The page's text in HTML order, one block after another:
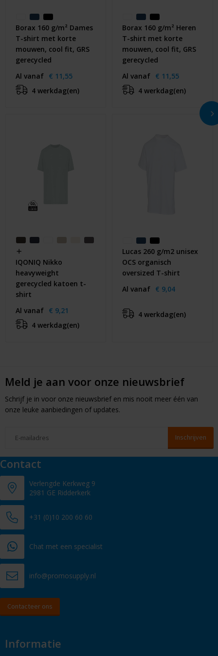
Borax 160 g/m² Dames
T-shirt met korte
mouwen, cool fit, GRS
gerecycled
Al vanaf € 11,55
4 werkdag(en)
Borax 160 g/m² Heren
T-shirt met korte
mouwen, cool fit, GRS
gerecycled
Al vanaf € 11,55
4 werkdag(en)
IQONIQ Nikko
heavyweight
gerecycled katoen t-
shirt
Al vanaf € 9,21
4 werkdag(en)
Lucas 260 g/m2 unisex
OCS organisch
oversized T-shirt
Al vanaf € 9,04
4 werkdag(en)
Meld je aan voor onze nieuwsbrief
Schrijf je in voor onze nieuwsbrief en mis nooit meer één van
onze leuke aanbiedingen of updates.
Contact
Verlengde Kerkweg 9
2981 GE Ridderkerk
+31 (0)10 200 60 60
Chat met een specialist
info@promosupply.nl
Contacteer ons
Informatie